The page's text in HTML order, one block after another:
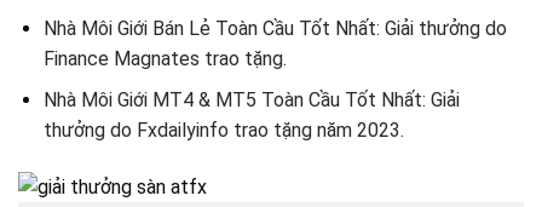
Nhà Môi Giới Bán Lẻ Toàn Cầu Tốt Nhất: Giải thưởng do
Finance Magnates trao tặng.
Nhà Môi Giới MT4 & MT5 Toàn Cầu Tốt Nhất: Giải
thưởng do Fxdailyinfo trao tặng năm 2023.